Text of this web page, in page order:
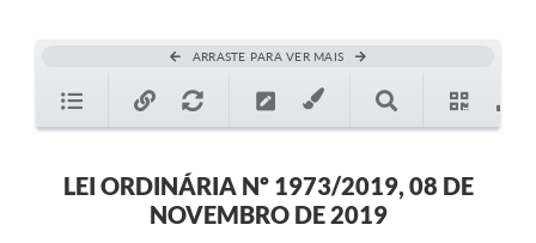
ARRASTE PARA VER MAIS
LEI ORDINÁRIA Nº 1973/2019, 08 DE
NOVEMBRO DE 2019